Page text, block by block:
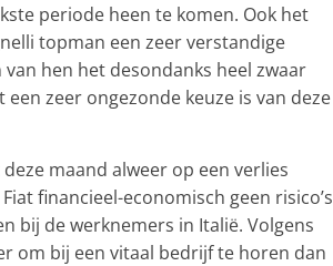
periode heen te komen. Ook het
topman een zeer verstandige
hen het desondanks heel zwaar
zeer ongezonde keuze is van deze
maand alweer op een verlies
financieel-economisch geen risico’s
bij de werknemers in Italië. Volgens
om bij een vitaal bedrijf te horen dan